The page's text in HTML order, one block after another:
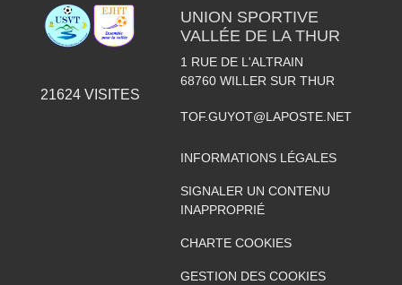
21624VISITES
UNION SPORTIVE
VALLÉE DE LA THUR
1 RUE DE L'ALTRAIN
68760 WILLER SUR THUR
TOF.GUYOT@LAPOSTE.NET
INFORMATIONS LÉGALES
SIGNALER UN CONTENU
INAPPROPRIÉ
CHARTE COOKIES
GESTION DES COOKIES